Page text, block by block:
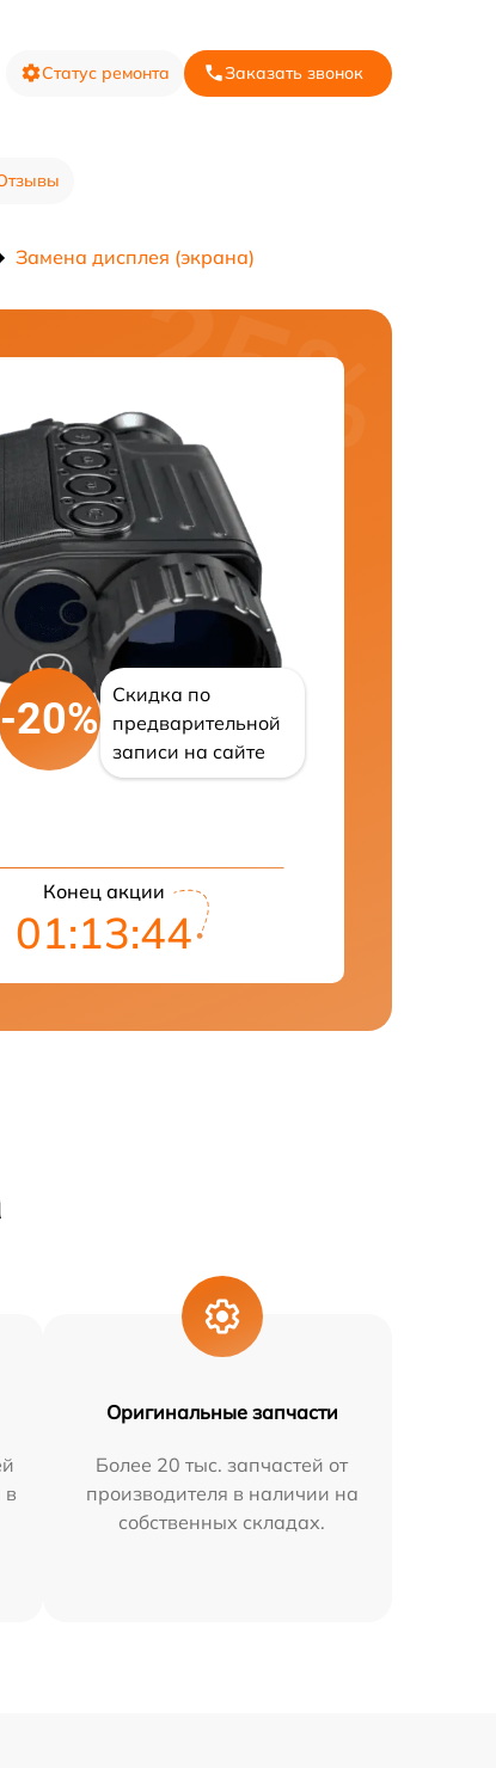
Статус ремонта Заказать звонок
Замена дисплея (экрана)
-20%
Скидка по
предварительной
записи на сайте
Конец акции
01:13:43
в
Оригинальные запчасти
Более 20 тыс. запчастей от
производителя в наличии на
собственных складах.